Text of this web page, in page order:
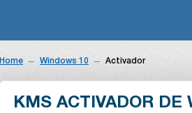
Home Windows 10 Activador
KMS ACTIVADOR DE